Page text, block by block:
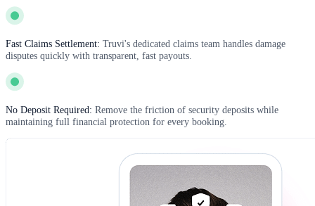
Fast Claims Settlement: Truvi's dedicated claims team handles damage
disputes quickly with transparent, fast payouts.
No Deposit Required: Remove the friction of security deposits while
maintaining full financial protection for every booking.